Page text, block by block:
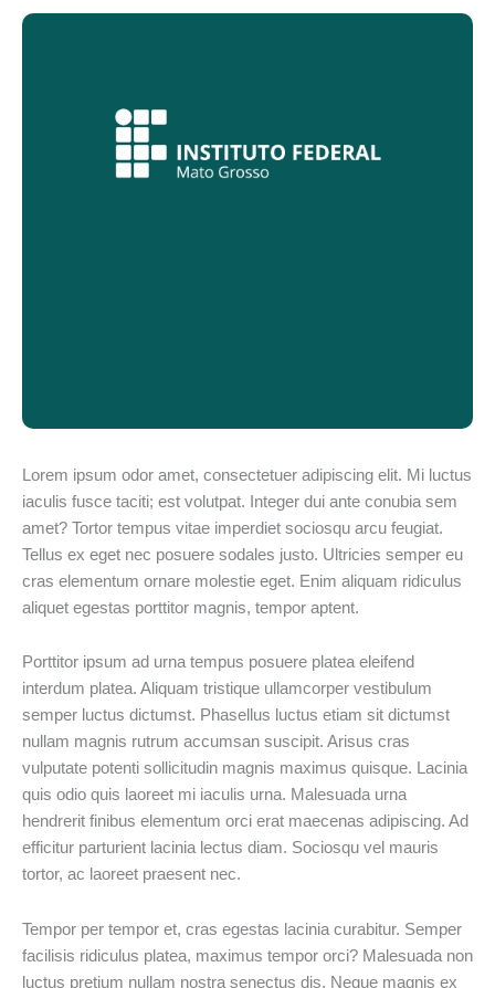
Lorem ipsum odor amet, consectetuer adipiscing elit. Mi luctus
iaculis fusce taciti; est volutpat. Integer dui ante conubia sem
amet? Tortor tempus vitae imperdiet sociosqu arcu feugiat.
Tellus ex eget nec posuere sodales justo. Ultricies semper eu
cras elementum ornare molestie eget. Enim aliquam ridiculus
aliquet egestas porttitor magnis, tempor aptent.
Porttitor ipsum ad urna tempus posuere platea eleifend
interdum platea. Aliquam tristique ullamcorper vestibulum
semper luctus dictumst. Phasellus luctus etiam sit dictumst
nullam magnis rutrum accumsan suscipit. Arisus cras
vulputate potenti sollicitudin magnis maximus quisque. Lacinia
quis odio quis laoreet mi iaculis urna. Malesuada urna
hendrerit finibus elementum orci erat maecenas adipiscing. Ad
efficitur parturient lacinia lectus diam. Sociosqu vel mauris
tortor, ac laoreet praesent nec.
Tempor per tempor et, cras egestas lacinia curabitur. Semper
facilisis ridiculus platea, maximus tempor orci? Malesuada non
luctus pretium nullam nostra senectus dis. Neque magnis ex